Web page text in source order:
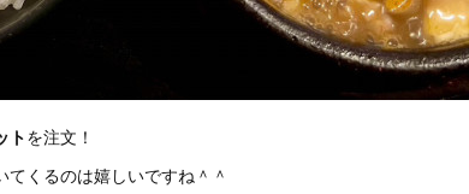
トを注文！
くるのは嬉しいですね＾＾